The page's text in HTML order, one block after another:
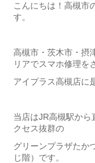
こんにちは！高槻市
す。
高槻市・茨木市・摂
リアでスマホ修理を
アイプラス高槻店に
当店はJR高槻駅から
クセス抜群の
グリーンプラザたか
じ階）です。